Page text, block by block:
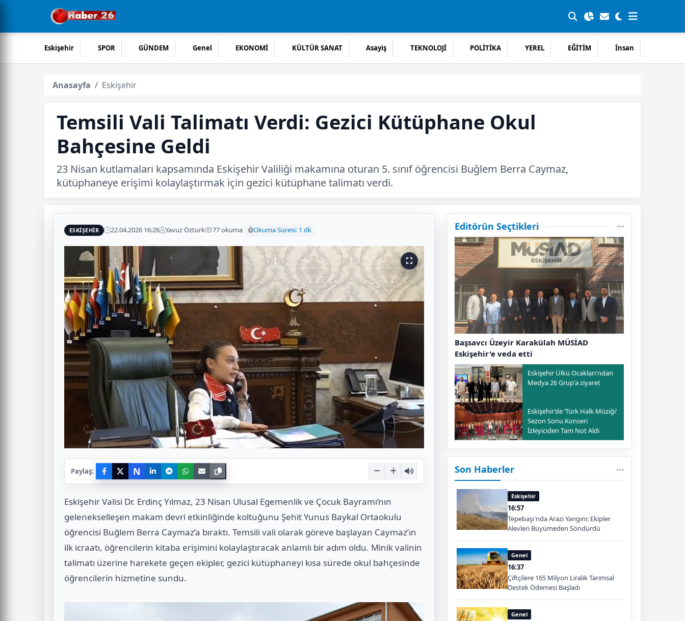
Eskişehir SPOR GÜNDEM Genel EKONOMİ KÜLTÜR SANAT Asayiş TEKNOLOJİ POLİTİKA YEREL EĞİTİM İnsan
Anasayfa Eskişehir
Temsili Vali Talimatı Verdi: Gezici Kütüphane Okul
Bahçesine Geldi
23 Nisan kutlamaları kapsamında Eskişehir Valiliği makamına oturan 5. sınıf öğrencisi Buğlem Berra Caymaz,
kütüphaneye erişimi kolaylaştırmak için gezici kütüphane talimatı verdi.
ESKIŞEHIR 22.04.2026 16:26 Yavuz Öztürk 77 okuma Okuma Süresi: 1 dk
Paylaş: N
Eskişehir Valisi Dr. Erdinç Yılmaz, 23 Nisan Ulusal Egemenlik ve Çocuk Bayramı’nın
gelenekselleşen makam devri etkinliğinde koltuğunu Şehit Yunus Baykal Ortaokulu
öğrencisi Buğlem Berra Caymaz’a bıraktı. Temsili vali olarak göreve başlayan Caymaz’ın
ilk icraatı, öğrencilerin kitaba erişimini kolaylaştıracak anlamlı bir adım oldu. Minik valinin
talimatı üzerine harekete geçen ekipler, gezici kütüphaneyi kısa sürede okul bahçesinde
öğrencilerin hizmetine sundu.
Editörün Seçtikleri
Başsavcı Üzeyir Karakülah MÜSİAD
Eskişehir'e veda etti
Eskişehir Ülkü Ocakları'ndan
Medya 26 Grup'a ziyaret
Eskişehir’de ‘Türk Halk Müziği’
Sezon Sonu Konseri
İzleyiciden Tam Not Aldı
Son Haberler
Eskişehir
16:57
Tepebaşı'nda Arazi Yangını: Ekipler
Alevleri Büyümeden Söndürdü
Genel
16:37
Çiftçilere 165 Milyon Liralık Tarımsal
Destek Ödemesi Başladı
Genel